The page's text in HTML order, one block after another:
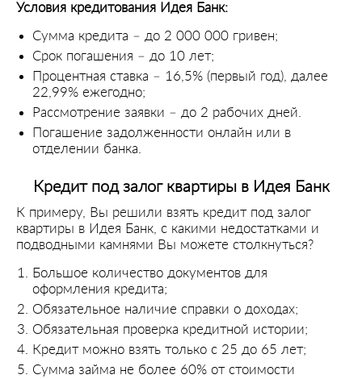
Условия кредитования Идея Банк:
Сумма кредита – до 2 000 000 гривен;
Срок погашения – до 10 лет;
Процентная ставка – 16,5% (первый год), далее
22,99% ежегодно;
Рассмотрение заявки – до 2 рабочих дней.
Погашение задолженности онлайн или в
отделении банка.
Кредит под залог квартиры в Идея Банк
К примеру, Вы решили взять кредит под залог
квартиры в Идея Банк, с какими недостатками и
подводными камнями Вы можете столкнуться?
Большое количество документов для
оформления кредита;
Обязательное наличие справки о доходах;
Обязательная проверка кредитной истории;
Кредит можно взять только с 25 до 65 лет;
Сумма займа не более 60% от стоимости